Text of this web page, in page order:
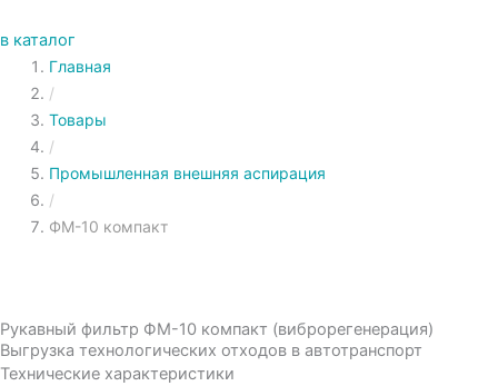
в каталог
Главная
/
Товары
/
Промышленная внешняя аспирация
/
ФМ-10 компакт
Рукавный фильтр ФМ-10 компакт (виброрегенерация)
Выгрузка технологических отходов в автотранспорт
Технические характеристики